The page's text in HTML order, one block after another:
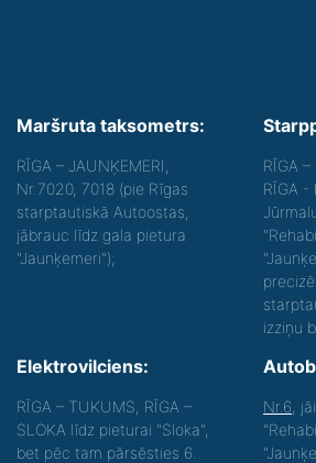
Maršruta taksometrs:
RĪGA – JAUNĶEMERI,
Nr.7020, 7018 (pie Rīgas
starptautiskā Autoostas,
jābrauc līdz gala pietura
"Jaunķemeri");
RĪGA –
RĪGA -
izziņu
Elektrovilciens:
RĪGA – TUKUMS, RĪGA –
SLOKA līdz pieturai "Sloka",
bet pēc tam pārsēsties 6.
Nr.6 ,